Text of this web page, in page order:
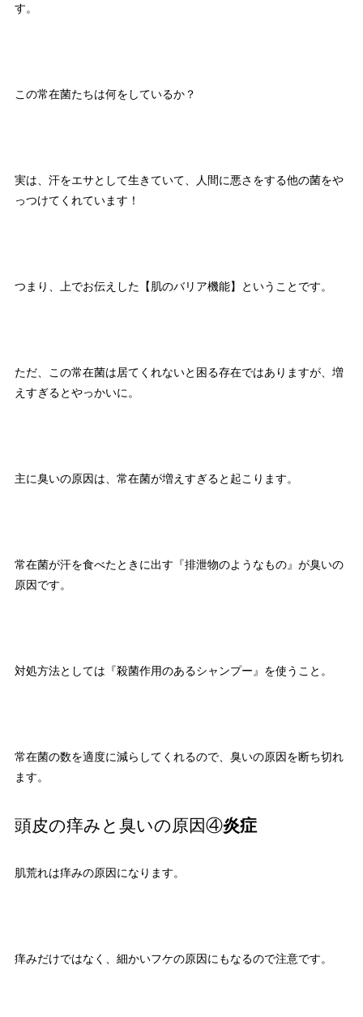
す。
この常在菌たちは何をしているか？
実は、汗をエサとして生きていて、人間に悪さをする他の菌をや
っつけてくれています！
つまり、上でお伝えした【肌のバリア機能】ということです。
ただ、この常在菌は居てくれないと困る存在ではありますが、増
えすぎるとやっかいに。
主に臭いの原因は、常在菌が増えすぎると起こります。
常在菌が汗を食べたときに出す『排泄物のようなもの』が臭いの
原因です。
対処方法としては『殺菌作用のあるシャンプー』を使うこと。
常在菌の数を適度に減らしてくれるので、臭いの原因を断ち切れ
ます。
頭皮の痒みと臭いの原因④炎症
肌荒れは痒みの原因になります。
痒みだけではなく、細かいフケの原因にもなるので注意です。